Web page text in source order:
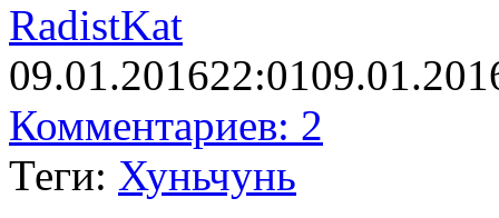
RadistKat
09.01.201622:01
Комментариев: 2
Теги: Хуньчунь